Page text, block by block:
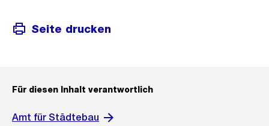
Seite drucken
Für diesen Inhalt verantwortlich
Amt für Städtebau